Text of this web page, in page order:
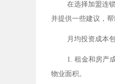
在选择加盟连
并提供一些建议，
月均投资成本
1. 租金和房产
物业面积。